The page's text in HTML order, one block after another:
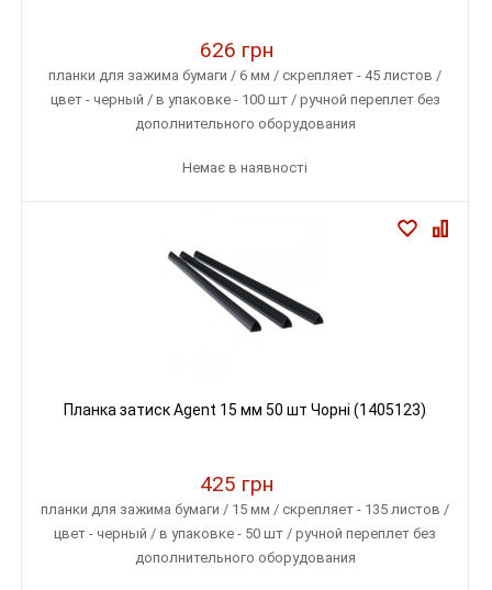
626 грн
планки для зажима бумаги / 6 мм / скрепляет - 45 листов /
цвет - черный / в упаковке - 100 шт / ручной переплет без
дополнительного оборудования
Немає в наявності
Планка затиск Agent 15 мм 50 шт Чорні (1405123)
425 грн
планки для зажима бумаги / 15 мм / скрепляет - 135 листов /
цвет - черный / в упаковке - 50 шт / ручной переплет без
дополнительного оборудования